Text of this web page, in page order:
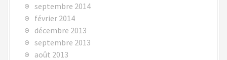
septembre 2014
février 2014
décembre 2013
septembre 2013
août 2013